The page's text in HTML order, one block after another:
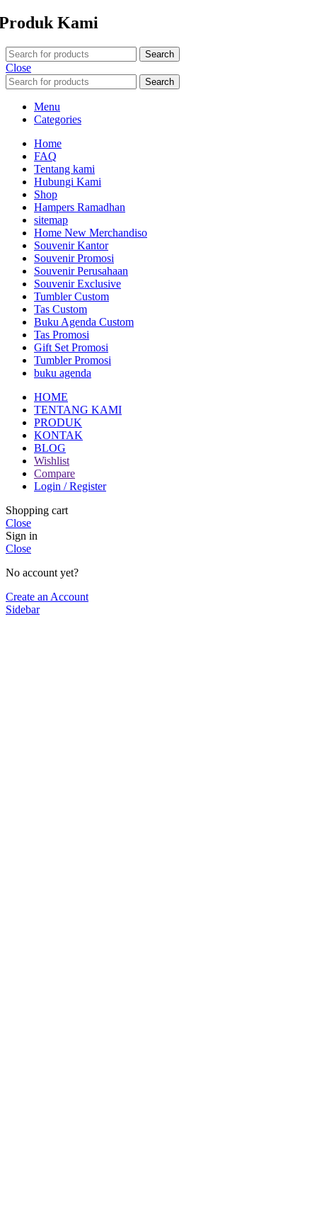
Kami
Search
Close
Search
Menu
Categories
Home
FAQ
Tentang kami
Hubungi Kami
Shop
Hampers Ramadhan
sitemap
Home New Merchandiso
Souvenir Kantor
Souvenir Promosi
Souvenir Perusahaan
Souvenir Exclusive
Tumbler Custom
Tas Custom
Buku Agenda Custom
Tas Promosi
Gift Set Promosi
Tumbler Promosi
buku agenda
HOME
TENTANG KAMI
PRODUK
KONTAK
BLOG
Wishlist
Compare
Login / Register
Shopping cart
Close
Sign in
Close
No account yet?
Create an Account
Sidebar